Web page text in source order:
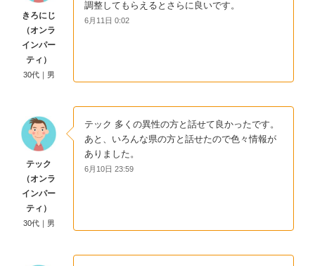
きろにじ
（オンラ
インパー
ティ）
30代｜男
調整してもらえるとさらに良いです。
6月11日 0:02
テック
（オンラ
インパー
ティ）
30代｜男
テック 多くの異性の方と話せて良かったです。
あと、いろんな県の方と話せたので色々情報が
ありました。
6月10日 23:59